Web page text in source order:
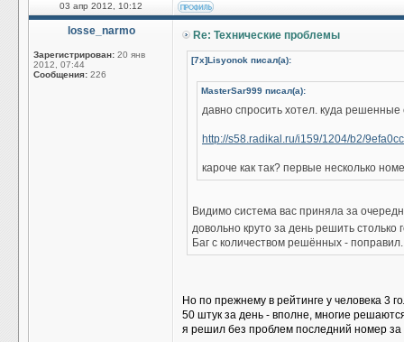
03 апр 2012, 10:12
losse_narmo
Зарегистрирован: 20 янв
2012, 07:44
Сообщения: 226
Re: Технические проблемы
[7x]Lisyonok писал(а):
MasterSar999 писал(а):
давно спросить хотел. куда решенные
http://s58.radikal.ru/i159/1204/b2/
кароче как так? первые несколько
Видимо система вас приняла за
довольно круто за день решить столько
Баг с количеством решённых - поправил.
Но по прежнему в рейтинге у человека 3
50 штук за день - вполне, многие
я решил без проблем последний номер за